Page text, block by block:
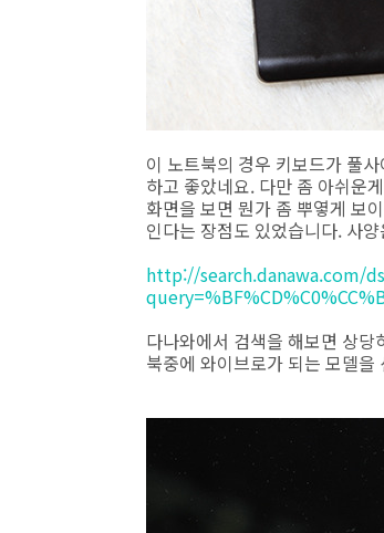
이 노트북의 경우 키보드가 풀
하고 좋았네요. 다만 좀 아쉬운
화면을 보면 뭔가 좀 뿌옇게 보
인다는 장점도 있었습니다. 사
http://search.danawa.com/
다나와에서 검색을 해보면 상
북중에 와이브로가 되는 모델을